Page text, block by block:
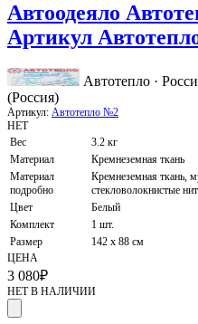
Автоодеяло
Артикул
Автотепло ·
(Россия)
Артикул: Автотепло №2
НЕТ
Вес
3.2 кг
Материал
Кремнеземная ткань
Материал
подробно
Кремнеземная ткань,
стекловолокнистые
Цвет
Белый
Комплект
1 шт.
Размер
142 х 88 см
ЦЕНА
3 080₽
НЕТ В НАЛИЧИИ